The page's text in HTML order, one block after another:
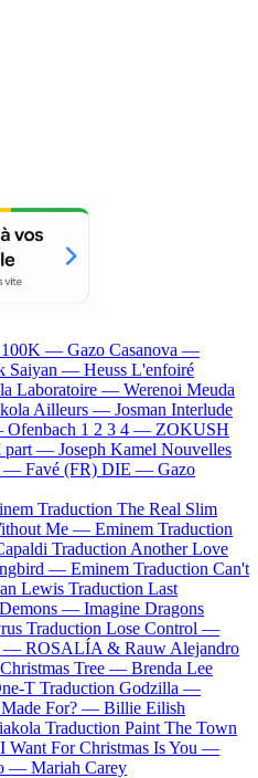
100K — Gazo Casanova —
Saiyan — Heuss L'enfoiré
Laboratoire — Werenoi Meuda
Ailleurs — Josman Interlude
Ofenbach 1 2 3 4 — ZOKUSH
part — Joseph Kamel Nouvelles
— Favé (FR) DIE — Gazo
Traduction The Real Slim
Me — Eminem Traduction
Traduction Another Love
— Eminem Traduction Can't
Lewis Traduction Last
— Imagine Dragons
Traduction Lose Control —
— ROSALÍA & Rauw Alejandro
Tree — Brenda Lee
T Traduction Godzilla —
Made For? — Billie Eilish
Traduction Paint The Town
Want For Christmas Is You —
— Mariah Carey